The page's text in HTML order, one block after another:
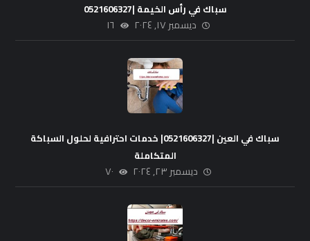
سباك في رأس الخيمة |0521606327
ديسمبر ١٧, ٢٠٢٤ ١٦
سباك في العين |0521606327| خدمات احترافية لحلول السباكة
المتكاملة
ديسمبر ٢٣, ٢٠٢٤ ٧٠